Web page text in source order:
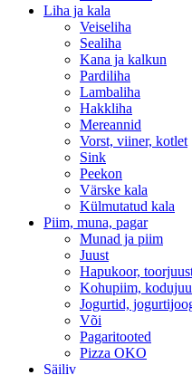
Liha ja kala
Veiseliha
Sealiha
Kana ja kalkun
Pardiliha
Lambaliha
Hakkliha
Mereannid
Vorst, viiner, kotlet
Sink
Peekon
Värske kala
Külmutatud kala
Piim, muna, pagar
Munad ja piim
Juust
Hapukoor,
Kohupiim,
Jogurtid,
Või
Pagaritooted
Pizza OKO
Säiliv